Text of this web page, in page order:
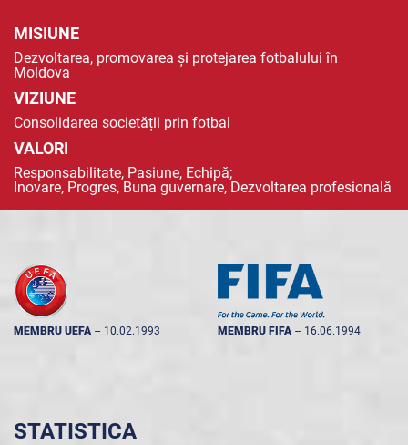
MISIUNE
Dezvoltarea, promovarea și protejarea fotbalului în
Moldova
VIZIUNE
Consolidarea societății prin fotbal
VALORI
Responsabilitate, Pasiune, Echipă;
Inovare, Progres, Buna guvernare, Dezvoltarea profesională
MEMBRU UEFA -- 10.02.1993 MEMBRU FIFA -- 16.06.1994
STATISTICA